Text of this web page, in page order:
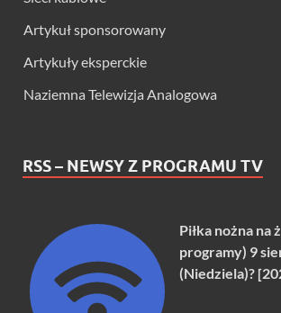
Artykuł sponsorowany
Artykuły eksperckie
Naziemna Telewizja Analogowa
RSS – NEWSY Z PROGRAMU TV
Piłka nożna na
programy) 9
(Niedziela)?